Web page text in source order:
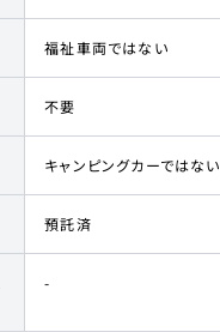
福祉車両ではない
不要
キャンピングカーではない
預託済
-